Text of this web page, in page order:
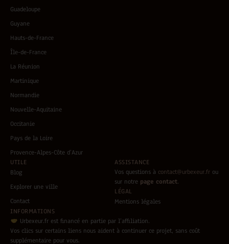
Guadeloupe
Guyane
Hauts-de-France
Île-de-France
La Réunion
Martinique
Normandie
Nouvelle-Aquitaine
Occitanie
Pays de la Loire
Provence-Alpes-Côte d’Azur
UTILE
Blog
Explorer une ville
Contact
ASSISTANCE
Vos questions à contact@urbexeur.fr ou
sur notre page contact.
LÉGAL
Mentions légales
INFORMATIONS
Urbexeur.fr est financé en partie par l’affiliation.
Vos clics sur certains liens nous aident à continuer ce projet, sans coût
supplémentaire pour vous.